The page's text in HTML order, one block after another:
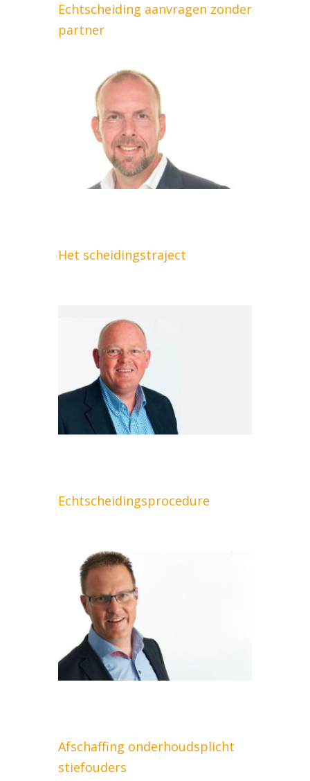
Echtscheiding aanvragen zonder
partner
Het scheidingstraject
Echtscheidingsprocedure
Afschaffing onderhoudsplicht
stiefouders